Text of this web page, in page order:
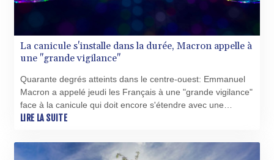
La canicule s'installe dans la durée, Macron appelle à
une "grande vigilance"
Quarante degrés atteints dans le centre-ouest: Emmanuel
Macron a appelé jeudi les Français à une "grande vigilance"
face à la canicule qui doit encore s'étendre avec une
cinquantaine de départements en vigilance orange
scolaires et des festivités annulées.
LIRE LA SUITE